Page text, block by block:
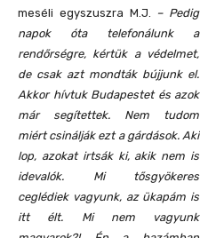
meséli egyszuszra M.J.
– Pedig
napok óta telefonálunk a
rendőrségre, kértük a védelmet,
de csak azt mondták bújjunk el.
Akkor hívtuk Budapestet és azok
már segítettek. Nem tudom
miért csinálják ezt a gárdások. Aki
lop, azokat irtsák ki, akik nem is
idevalók. Mi tősgyökeres
ceglédiek vagyunk, az ükapám is
itt élt. Mi nem vagyunk